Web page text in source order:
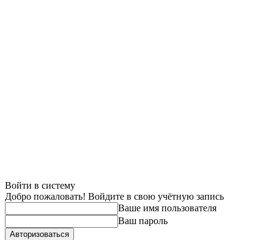
Войти в систему
Добро пожаловать! Войдите в свою учётную запись
Ваше имя пользователя
Ваш пароль